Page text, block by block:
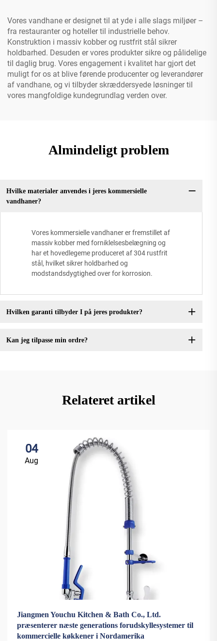
Vores vandhane er designet til at yde i alle slags miljøer –
fra restauranter og hoteller til industrielle behov.
Konstruktion i massiv kobber og rustfrit stål sikrer
holdbarhed. Desuden er vores produkter sikre og pålidelige
til daglig brug. Vores engagement i kvalitet har gjort det
muligt for os at blive førende producenter og leverandører
af vandhane, og vi tilbyder skræddersyede løsninger til
vores mangfoldige kundegrundlag verden over.
Almindeligt problem
Hvilke materialer anvendes i jeres kommersielle
vandhaner?
Vores kommersielle vandhaner er fremstillet af
massiv kobber med forniklelsesbelægning og
har et hovedlegeme produceret af 304 rustfrit
stål, hvilket sikrer holdbarhed og
modstandsdygtighed over for korrosion.
Hvilken garanti tilbyder I på jeres produkter?
Kan jeg tilpasse min ordre?
Relateret artikel
04
Aug
Jiangmen Youchu Kitchen & Bath Co., Ltd.
præsenterer næste generations forudskyllesystemer til
kommercielle køkkener i Nordamerika